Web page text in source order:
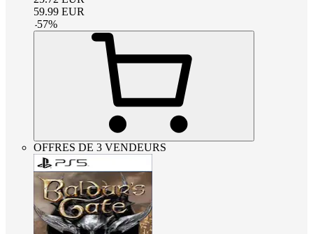
59.99 EUR
-57%
OFFRES DE 3 VENDEURS